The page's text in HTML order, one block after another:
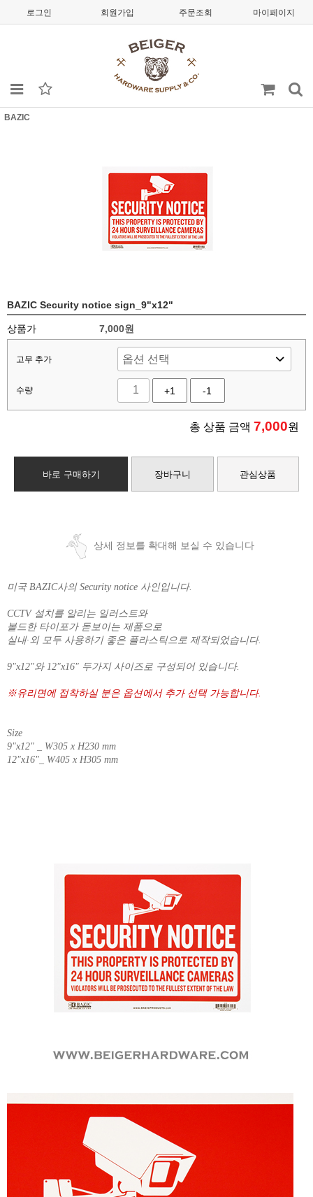
로그인 회원가입 주문조회 마이페이지
BAZIC
BAZIC Security notice sign_9"x12"
상품가 7,000원
고무 추가
수량 +1 -1
총 상품 금액 7,000원
바로 구매하기 장바구니 관심상품
상세 정보를 확대해 보실 수 있습니다
미국 BAZIC사의 Security notice 사인입니다.
CCTV 설치를 알리는 일러스트와
볼드한 타이포가 돋보이는 제품으로
실내·외 모두 사용하기 좋은 플라스틱으로 제작되었습니다.
9"x12"와 12"x16" 두가지 사이즈로 구성되어 있습니다.
※유리면에 접착하실 분은 옵션에서 추가 선택 가능합니다.
Size
9"x12" _ W305 x H230 mm
12"x16"_ W405 x H305 mm